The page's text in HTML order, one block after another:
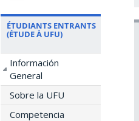
ÉTUDIANTS ENTRANTS
(ÉTUDE À UFU)
Información
General
Sobre la UFU
Competencia